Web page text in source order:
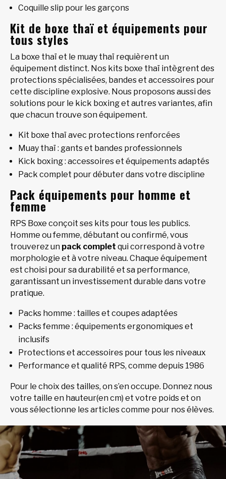
Coquille slip pour les garçons
Kit de boxe thaï et équipements pour
tous styles
La boxe thaï et le muay thaï requièrent un
équipement distinct. Nos kits boxe thaï intègrent des
protections spécialisées, bandes et accessoires pour
cette discipline explosive. Nous proposons aussi des
solutions pour le kick boxing et autres variantes, afin
que chacun trouve son équipement.
Kit boxe thaï avec protections renforcées
Muay thaï : gants et bandes professionnels
Kick boxing : accessoires et équipements adaptés
Pack complet pour débuter dans votre discipline
Pack équipements pour homme et
femme
RPS Boxe conçoit ses kits pour tous les publics.
Homme ou femme, débutant ou confirmé, vous
trouverez un pack complet qui correspond à votre
morphologie et à votre niveau. Chaque équipement
est choisi pour sa durabilité et sa performance,
garantissant un investissement durable dans votre
pratique.
Packs homme : tailles et coupes adaptées
Packs femme : équipements ergonomiques et
inclusifs
Protections et accessoires pour tous les niveaux
Performance et qualité RPS, comme depuis 1986
Pour le choix des tailles, on s’en occupe. Donnez nous
votre taille en hauteur(en cm) et votre poids et on
vous sélectionne les articles comme pour nos élèves.